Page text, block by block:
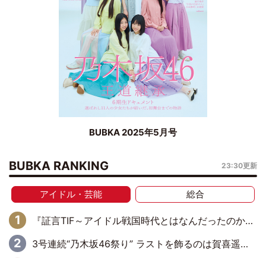
BUBKA 2025年5月号
BUBKA RANKING 23:30更新
アイドル・芸能 総合
『証言TIF～アイドル戦国時代とはなんだったのか～』第6回：でんぱ組.inc・古川未鈴×相沢梨紗「『ハロプロやりたかったな』って言ったら、夢眠ねむさんに『てめえはでんぱ組．incなんだよ！』って肩パンされて(笑)」
3号連続“乃木坂46祭り” ラストを飾るのは賀喜遥香…5年ぶりの登場に「5年分大人になった私を見ていただけたら」